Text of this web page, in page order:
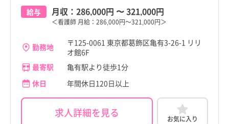
給与 月収： 286,000円 〜321,000円
＜看護師 月給：286,000円～321,000円＞
勤務地
〒125-0061 東京都葛飾区亀有3-26-1 リリ
オ館6F
最寄駅
亀有駅より徒歩1分
休日
年間休日120日以上
求人詳細を見る お気に入り